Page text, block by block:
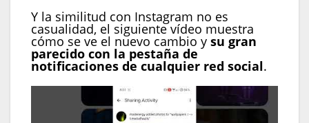
Y la similitud con Instagram no es
casualidad, el siguiente vídeo muestra
cómo se ve el nuevo cambio y su gran
parecido con la pestaña de
notificaciones de cualquier red social.